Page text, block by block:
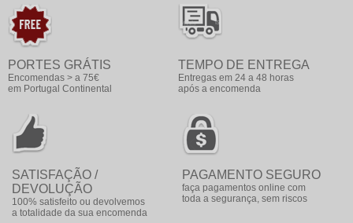
PORTES GRÁTIS
Encomendas > a 75€
em Portugal Continental
TEMPO DE ENTREGA
Entregas em 24 a 48 horas
após a encomenda
SATISFAÇÃO /
DEVOLUÇÃO
100% satisfeito ou devolvemos
a totalidade da sua encomenda
PAGAMENTO SEGURO
faça pagamentos online com
toda a segurança, sem riscos